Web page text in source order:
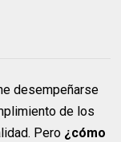
desempeñarse
de los
Pero ¿cómo